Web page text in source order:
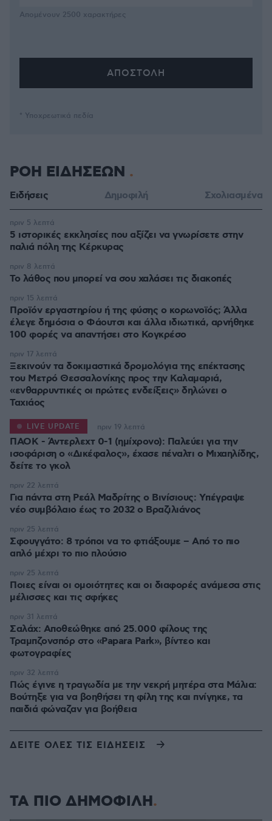
Απομένουν 2500 χαρακτήρες
* Υποχρεωτικά πεδία
ΡΟΗ ΕΙΔΗΣΕΩΝ
Ειδήσεις Δημοφιλή Σχολιασμένα
5 ιστορικές εκκλησίες που αξίζει να γνωρίσετε στην
παλιά πόλη της Κέρκυρας
πριν 5 λεπτά
Το λάθος που μπορεί να σου χαλάσει τις διακοπές
πριν 8 λεπτά
Προϊόν εργαστηρίου ή της φύσης ο κορωνοϊός; Άλλα
έλεγε δημόσια ο Φάουτσι και άλλα ιδιωτικά, αρνήθηκε
100 φορές να απαντήσει στο Κογκρέσο
πριν 15 λεπτά
Ξεκινούν τα δοκιμαστικά δρομολόγια της επέκτασης
του Μετρό Θεσσαλονίκης προς την Καλαμαριά,
«ενθαρρυντικές οι πρώτες ενδείξεις» δηλώνει ο
Ταχιάος
πριν 17 λεπτά
ΠΑΟΚ - Άντερλεχτ 0-1 (ημίχρονο): Παλεύει για την
ισοφάριση ο «Δικέφαλος», έχασε πέναλτι ο Μιχαηλίδης,
LIVE UPDATE πριν 19 λεπτά
Για πάντα στη Ρεάλ Μαδρίτης ο Βινίσιους: Yπέγραψε
νέο συμβόλαιο έως το 2032 ο Βραζιλιάνος
πριν 22 λεπτά
Σφουγγάτο: 8 τρόποι να το φτιάξουμε – Από το πιο
απλό μέχρι το πιο πλούσιο
πριν 25 λεπτά
Ποιες είναι οι ομοιότητες και οι διαφορές ανάμεσα στις
μέλισσες και τις σφήκες
πριν 25 λεπτά
Σαλάχ: Αποθεώθηκε από 25.000 φίλους της
Τραμπζονσπόρ στο «Papara Park», βίντεο και
φωτογραφίες
πριν 31 λεπτά
Πώς έγινε η τραγωδία με την νεκρή μητέρα στα Μάλια:
Βούτηξε για να βοηθήσει τη φίλη της και πνίγηκε, τα
παιδιά φώναζαν για βοήθεια
πριν 32 λεπτά
ΔΕΙΤΕ ΟΛΕΣ ΤΙΣ ΕΙΔΗΣΕΙΣ
ΤΑ ΠΙΟ ΔΗΜΟΦΙΛΗ